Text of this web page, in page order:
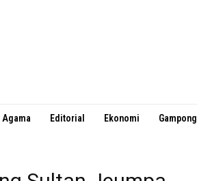
Agama Editorial Ekonomi Gampong